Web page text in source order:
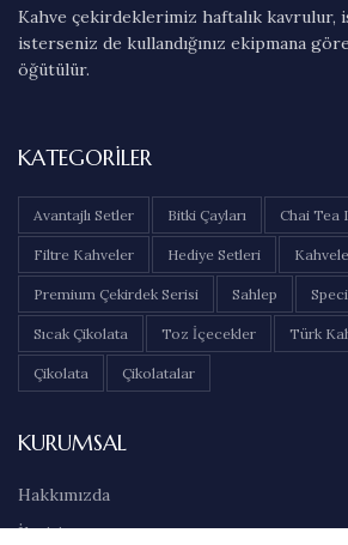
Kahve çekirdeklerimiz haftalık kavrulur,
isterseniz de kullandığınız ekipmana
öğütülür.
KATEGORILER
Avantajlı Setler Bitki Çayları Chai Tea
Filtre Kahveler Hediye Setleri
Premium Çekirdek Serisi Sahlep
Sıcak Çikolata Toz İçecekler Türk
Çikolata Çikolatalar
KURUMSAL
Hakkımızda
İletişim